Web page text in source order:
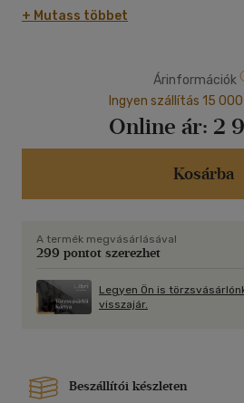
meg nem teremtik egy határtalan
bolygóközi civilizáció alapjait. Amikor
amelyek felboríthatják a kolóniák
A hivatalos nyomozással
erőszakosabb érdekek is színre
megtalálja az elmét, hogy felfejtse
A Zsoldos Péter- és Európai Sci-fi
regényében ismét különleges és
+ Mutass többet
Árinformációk
Ingyen szállítás 15
Online ár: 2
Kosárba
A termék megvásárlásával
299 pontot szerezhet
Legyen Ön is
visszajár.
Beszállítói készleten